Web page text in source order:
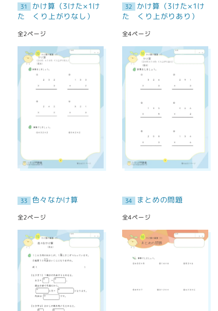
31
かけ算（3けた×1け
た くり上がりなし）
全2ページ
32
かけ算（3けた×1け
た くり上がりあり）
全4ページ
33 色々なかけ算
全2ページ
34 まとめの問題
全4ページ